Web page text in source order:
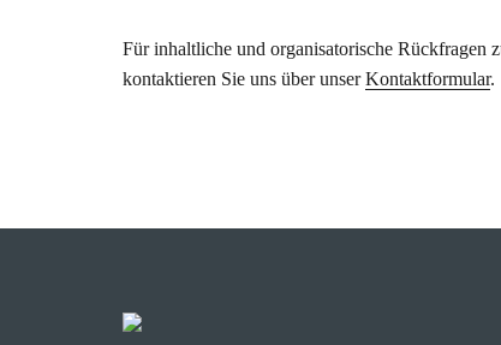
Für inhaltliche und organisatorische Rückfragen
kontaktieren Sie uns über unserKontaktformular.